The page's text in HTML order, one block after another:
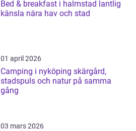
Bed & breakfast i halmstad lantlig
känsla nära hav och stad
01 april 2026
Camping i nyköping skärgård,
stadspuls och natur på samma
gång
03 mars 2026